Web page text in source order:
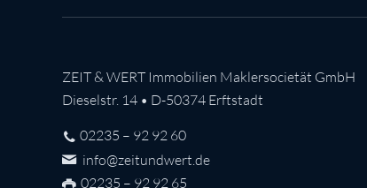
ZEIT & WERT Immobilien Maklersocietät GmbH
Dieselstr. 14 • D-50374 Erftstadt
02235 – 92 92 60
info@zeitundwert.de
02235 – 92 92 65